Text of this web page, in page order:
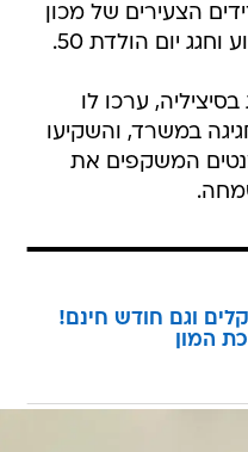
הצעירים של מכון
יום הולדת 50.
ערכו לו
במשרד, והשקיעו
המשקפים את
ב-75 שקלים וגם חודש חינם!
המון